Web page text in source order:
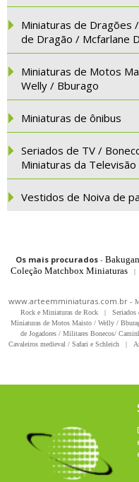
Miniaturas de Dragões
de Dragão / Mcfarlane
Miniaturas de Motos
Welly / Bburago
Miniaturas de ônibus
Seriados de TV /
Miniaturas da Televisão
Vestidos de Noiva de
Os mais procurados-
Coleção Matchbox Miniaturas
|
www.arteemminiaturas.com.br -
Rock e Miniaturas de Rock
|
Miniaturas de Motos Maisto / Welly /
de Jogadores / Militares Bonecos/
Cavaleiros medieval / Safari e Schleich
|